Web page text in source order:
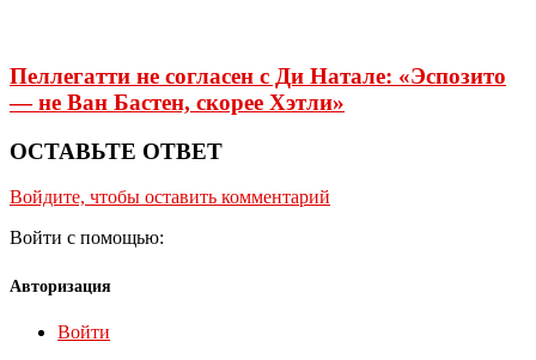
Пеллегатти не согласен с Ди Натале: «Эспозито
— не Ван Бастен, скорее Хэтли»
ОСТАВЬТЕ ОТВЕТ
Войдите, чтобы оставить комментарий
Войти с помощью:
Авторизация
Войти